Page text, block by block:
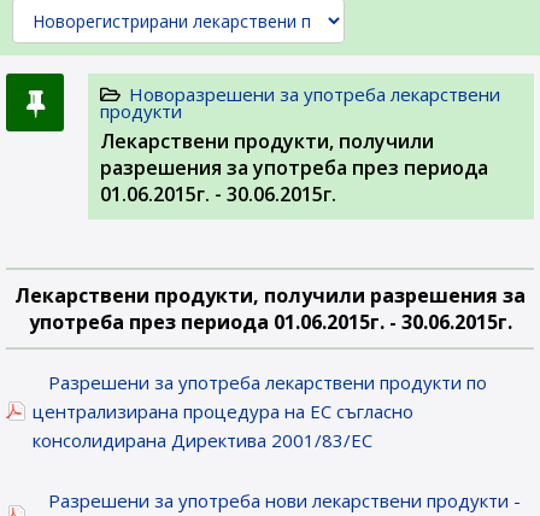
Новоразрешени за употреба лекарствени
продукти
Лекарствени продукти, получили
разрешения за употреба през периода
01.06.2015г. - 30.06.2015г.
Лекарствени продукти, получили разрешения за
употреба през периода 01.06.2015г. - 30.06.2015г.
Разрешени за употреба лекарствени продукти по
централизирана процедура на ЕС съгласно
консолидирана Директива 2001/83/ЕС
Разрешени за употреба нови лекарствени продукти -